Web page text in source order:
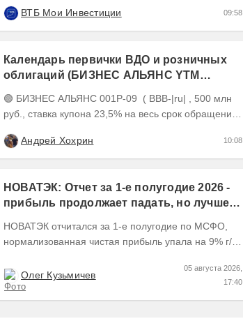
сектора в...
ВТБ Мои Инвестиции 09:58
Календарь первички ВДО и розничных
облигаций (БИЗНЕС АЛЬЯНС YTM
🟢 БИЗНЕС АЛЬЯНС 001P-09 ( BBB-|ru| , 500 млн
руб., ставка купона 23,5% на весь срок обращения,
Андрей Хохрин
10:08
НОВАТЭК: Отчет за 1-е полугодие 2026 -
прибыль продолжает падать, но лучшее
НОВАТЭК отчитался за 1-е полугодие по МСФО,
нормализованная чистая прибыль упала на 9% г/г
Олег Кузьмичев
05 августа 2026,
17:40